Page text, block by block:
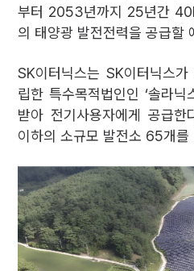
부터 2053년까지 25년간
의 태양광 발전전력을 공급할
SK이터닉스는 SK이터닉스
립한 특수목적법인인 ‘솔라
받아 전기사용자에게 공급한
이하의 소규모 발전소 65개를